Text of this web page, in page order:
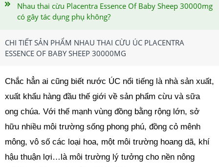
Nhau thai cừu Placentra Essence Of Baby Sheep 30000mg
có gây tác dụng phụ không?
CHI TIẾT SẢN PHẨM NHAU THAI CỪU ÚC PLACENTRA
ESSENCE OF BABY SHEEP 30000MG
Chắc hẳn ai cũng biết nước ÚC nổi tiếng là nhà sản xuất,
xuất khẩu hàng đầu thế giới về sản phẩm cừu và sữa
ong chúa. Với thế mạnh vùng đồng bằng rộng lớn, sở
hữu nhiều môi trường sống phong phú, đồng cỏ mênh
mông, vô số các loại hoa, một môi trường hoang dã, khí
hậu thuận lợi…là môi trường lý tưởng cho nền nông